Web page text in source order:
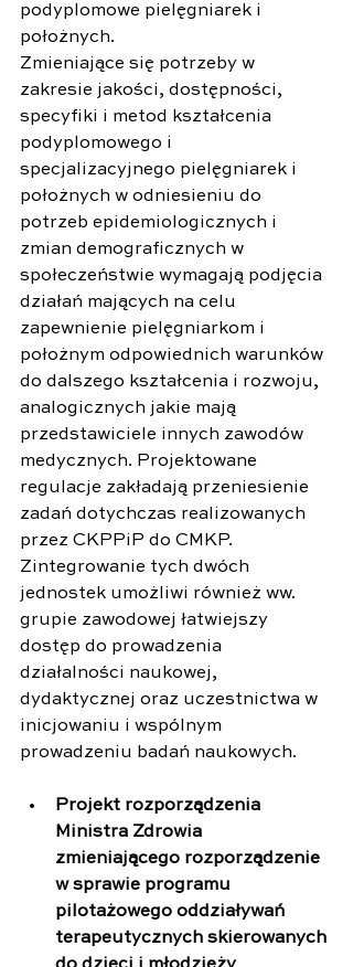
podyplomowe pielęgniarek i
położnych.
Zmieniające się potrzeby w
zakresie jakości, dostępności,
specyfiki i metod kształcenia
podyplomowego i
specjalizacyjnego pielęgniarek i
położnych w odniesieniu do
potrzeb epidemiologicznych i
zmian demograficznych w
społeczeństwie wymagają podjęcia
działań mających na celu
zapewnienie pielęgniarkom i
położnym odpowiednich warunków
do dalszego kształcenia i rozwoju,
analogicznych jakie mają
przedstawiciele innych zawodów
medycznych. Projektowane
regulacje zakładają przeniesienie
zadań dotychczas realizowanych
przez CKPPiP do CMKP.
Zintegrowanie tych dwóch
jednostek umożliwi również ww.
grupie zawodowej łatwiejszy
dostęp do prowadzenia
działalności naukowej,
dydaktycznej oraz uczestnictwa w
inicjowaniu i wspólnym
prowadzeniu badań naukowych.
Projekt rozporządzenia
Ministra Zdrowia
zmieniającego rozporządzenie
w sprawie programu
pilotażowego oddziaływań
terapeutycznych skierowanych